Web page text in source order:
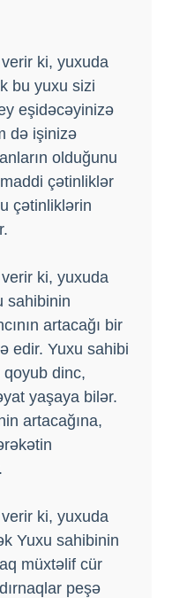
ki, yuxuda
bu yuxu sizi
eşidəcəyinizə
də işinizə
olduğunu
çətinliklər
çətinliklərin
ki, yuxuda
sahibinin
artacağı bir
edir. Yuxu sahibi
dinc,
yaşaya bilər.
artacağına,
ki, yuxuda
Yuxu sahibinin
müxtəlif cür
peşə